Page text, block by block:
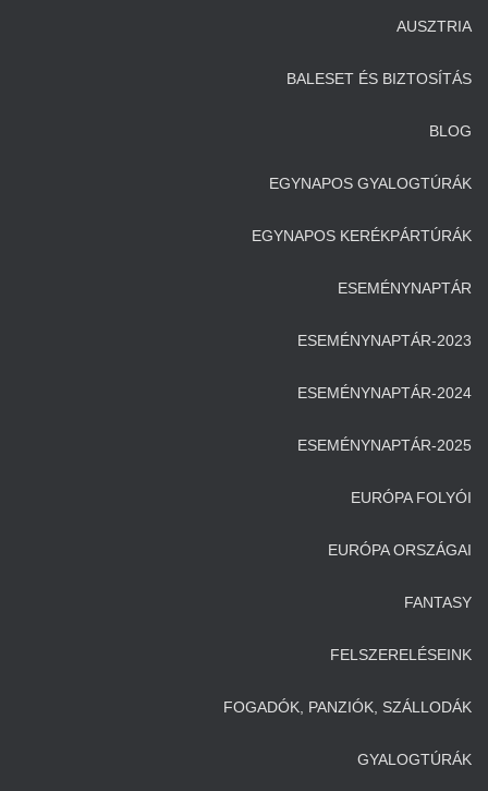
AUSZTRIA
BALESET ÉS BIZTOSÍTÁS
BLOG
EGYNAPOS GYALOGTÚRÁK
EGYNAPOS KERÉKPÁRTÚRÁK
ESEMÉNYNAPTÁR
ESEMÉNYNAPTÁR-2023
ESEMÉNYNAPTÁR-2024
ESEMÉNYNAPTÁR-2025
EURÓPA FOLYÓI
EURÓPA ORSZÁGAI
FANTASY
FELSZERELÉSEINK
FOGADÓK, PANZIÓK, SZÁLLODÁK
GYALOGTÚRÁK